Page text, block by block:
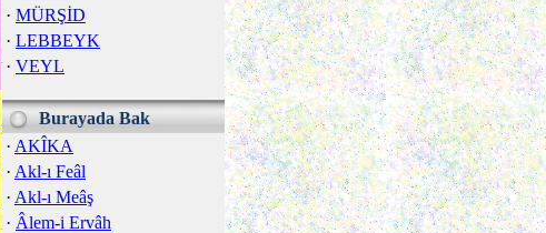
· MÜRŞİD
· LEBBEYK
· VEYL
Burayada Bak
· AKÎKA
· Akl-ı Feâl
· Akl-ı Meâş
· Âlem-i Ervâh